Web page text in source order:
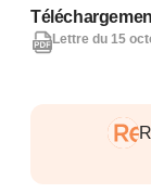
Lettre du 15